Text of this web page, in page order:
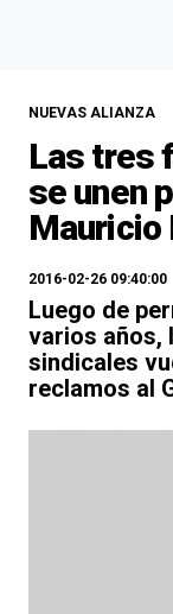
NUEVAS ALIANZA
Las tres
se unen
Mauricio
2016-02-26 09:40:00
Luego de
varios años,
sindicales
reclamos al